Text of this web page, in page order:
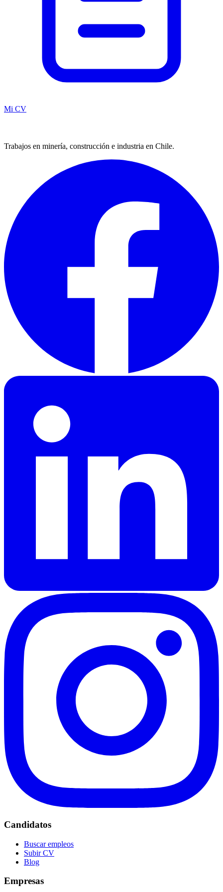
Mi CV
Trabajos en minería, construcción e industria en Chile.
Candidatos
Buscar empleos
Subir CV
Blog
Empresas